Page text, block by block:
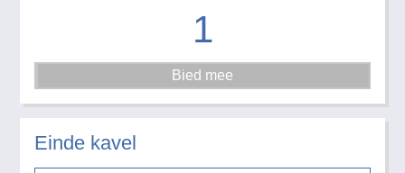
1
Einde kavel